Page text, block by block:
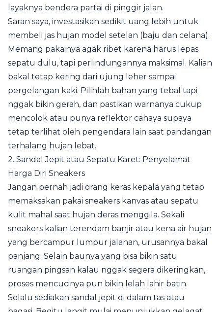
layaknya bendera partai di pinggir jalan.
Saran saya, investasikan sedikit uang lebih untuk
membeli jas hujan model setelan (baju dan celana).
Memang pakainya agak ribet karena harus lepas
sepatu dulu, tapi perlindungannya maksimal. Kalian
bakal tetap kering dari ujung leher sampai
pergelangan kaki. Pilihlah bahan yang tebal tapi
nggak bikin gerah, dan pastikan warnanya cukup
mencolok atau punya reflektor cahaya supaya
tetap terlihat oleh pengendara lain saat pandangan
terhalang hujan lebat.
2. Sandal Jepit atau Sepatu Karet: Penyelamat
Harga Diri Sneakers
Jangan pernah jadi orang keras kepala yang tetap
memaksakan pakai sneakers kanvas atau sepatu
kulit mahal saat hujan deras menggila. Sekali
sneakers kalian terendam banjir atau kena air hujan
yang bercampur lumpur jalanan, urusannya bakal
panjang. Selain baunya yang bisa bikin satu
ruangan pingsan kalau nggak segera dikeringkan,
proses mencucinya pun bikin lelah lahir batin.
Selalu sediakan sandal jepit di dalam tas atau